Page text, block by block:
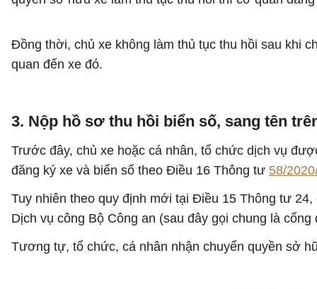
Đồng thời, chủ xe không làm thủ tục thu hồi sau khi
quan đến xe đó.
3. Nộp hồ sơ thu hồi biển số, sang tên
Trước đây, chủ xe hoặc cá nhân, tổ chức dịch vụ
đăng ký xe và biển số theo Điều 16 Thông tư 58/
Tuy nhiên theo quy định mới tại Điều 15 Thông tư
Dịch vụ công Bộ Công an (sau đây gọi chung là cổng
Tương tự, tổ chức, cá nhân nhận chuyển quyền sở